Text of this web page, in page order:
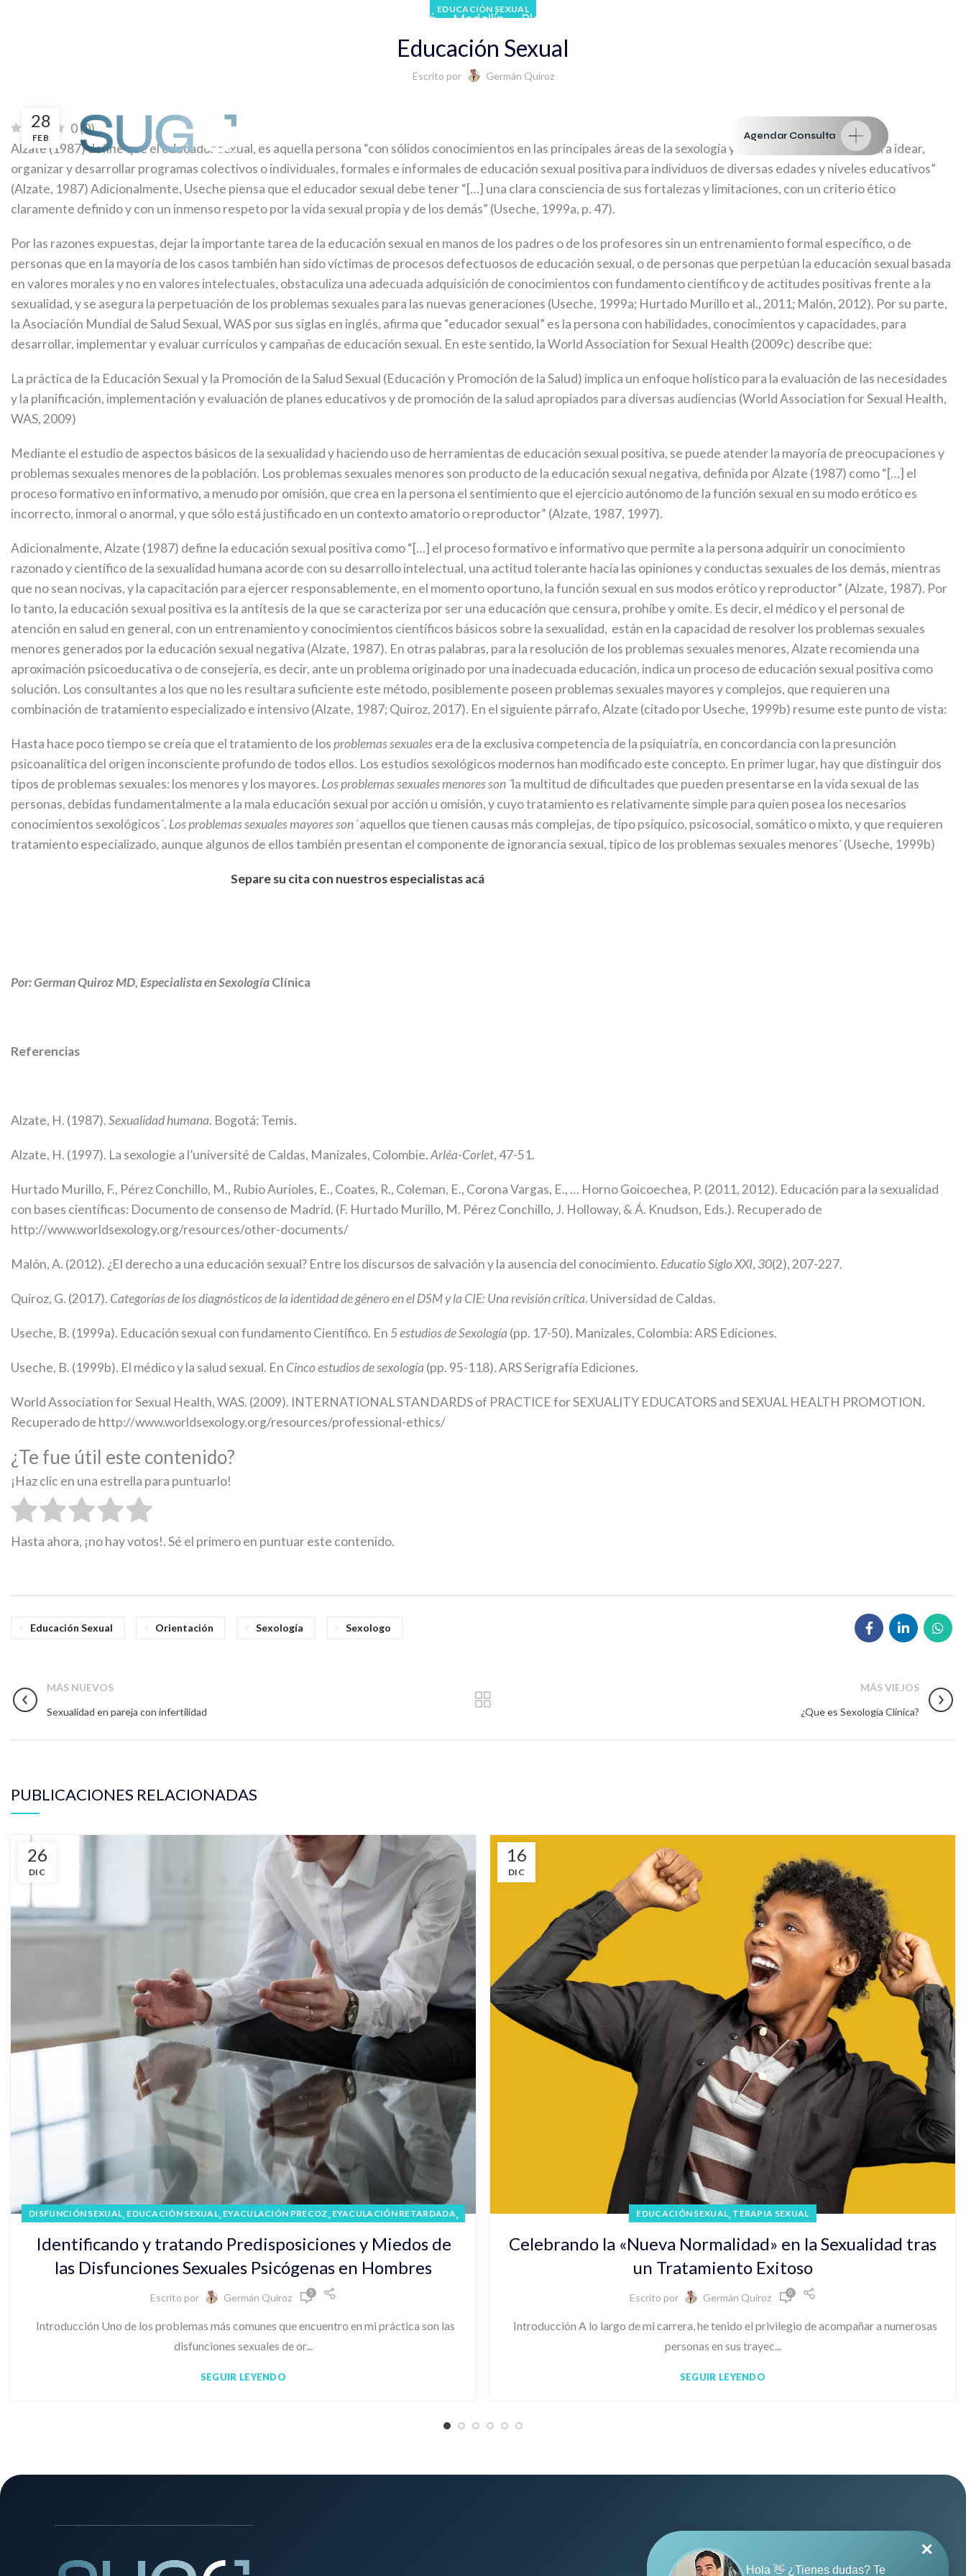
Bogotá Medellín Blog
Agendar Consulta
EDUCACIÓN SEXUAL
Educación Sexual
Escrito por Germán Quiroz
28
FEB
0 (0)
Alzate (1987) define que el educador sexual, es aquella persona “con sólidos conocimientos en las principales áreas de la sexología y aptitudes pedagógicas para idear,
organizar y desarrollar programas colectivos o individuales, formales e informales de educación sexual positiva para individuos de diversas edades y niveles educativos”
(Alzate, 1987) Adicionalmente, Useche piensa que el educador sexual debe tener “[…] una clara consciencia de sus fortalezas y limitaciones, con un criterio ético
claramente definido y con un inmenso respeto por la vida sexual propia y de los demás” (Useche, 1999a, p. 47).
Por las razones expuestas, dejar la importante tarea de la educación sexual en manos de los padres o de los profesores sin un entrenamiento formal específico, o de
personas que en la mayoría de los casos también han sido víctimas de procesos defectuosos de educación sexual, o de personas que perpetúan la educación sexual basada
en valores morales y no en valores intelectuales, obstaculiza una adecuada adquisición de conocimientos con fundamento científico y de actitudes positivas frente a la
sexualidad, y se asegura la perpetuación de los problemas sexuales para las nuevas generaciones (Useche, 1999a; Hurtado Murillo et al., 2011; Malón, 2012). Por su parte,
la Asociación Mundial de Salud Sexual, WAS por sus siglas en inglés, afirma que “educador sexual” es la persona con habilidades, conocimientos y capacidades, para
desarrollar, implementar y evaluar currículos y campañas de educación sexual. En este sentido, la World Association for Sexual Health (2009c) describe que:
La práctica de la Educación Sexual y la Promoción de la Salud Sexual (Educación y Promoción de la Salud) implica un enfoque holístico para la evaluación de las necesidades
y la planificación, implementación y evaluación de planes educativos y de promoción de la salud apropiados para diversas audiencias (World Association for Sexual Health,
WAS, 2009)
Mediante el estudio de aspectos básicos de la sexualidad y haciendo uso de herramientas de educación sexual positiva, se puede atender la mayoría de preocupaciones y
problemas sexuales menores de la población. Los problemas sexuales menores son producto de la educación sexual negativa, definida por Alzate (1987) como “[…] el
proceso formativo en informativo, a menudo por omisión, que crea en la persona el sentimiento que el ejercicio autónomo de la función sexual en su modo erótico es
incorrecto, inmoral o anormal, y que sólo está justificado en un contexto amatorio o reproductor” (Alzate, 1987, 1997).
Adicionalmente, Alzate (1987) define la educación sexual positiva como “[…] el proceso formativo e informativo que permite a la persona adquirir un conocimiento
razonado y científico de la sexualidad humana acorde con su desarrollo intelectual, una actitud tolerante hacia las opiniones y conductas sexuales de los demás, mientras
que no sean nocivas, y la capacitación para ejercer responsablemente, en el momento oportuno, la función sexual en sus modos erótico y reproductor” (Alzate, 1987). Por
lo tanto, la educación sexual positiva es la antítesis de la que se caracteriza por ser una educación que censura, prohíbe y omite. Es decir, el médico y el personal de
atención en salud en general, con un entrenamiento y conocimientos científicos básicos sobre la sexualidad, están en la capacidad de resolver los problemas sexuales
menores generados por la educación sexual negativa (Alzate, 1987). En otras palabras, para la resolución de los problemas sexuales menores, Alzate recomienda una
aproximación psicoeducativa o de consejería, es decir, ante un problema originado por una inadecuada educación, indica un proceso de educación sexual positiva como
solución. Los consultantes a los que no les resultara suficiente este método, posiblemente poseen problemas sexuales mayores y complejos, que requieren una
combinación de tratamiento especializado e intensivo (Alzate, 1987; Quiroz, 2017). En el siguiente párrafo, Alzate (citado por Useche, 1999b) resume este punto de vista:
Hasta hace poco tiempo se creía que el tratamiento de losproblemas sexualesera de la exclusiva competencia de la psiquiatría, en concordancia con la presunción
psicoanalítica del origen inconsciente profundo de todos ellos. Los estudios sexológicos modernos han modificado este concepto. En primer lugar, hay que distinguir dos
tipos de problemas sexuales: los menores y los mayores. Los problemas sexuales menores son ´la multitud de dificultades que pueden presentarse en la vida sexual de las
personas, debidas fundamentalmente a la mala educación sexual por acción u omisión, y cuyo tratamiento es relativamente simple para quien posea los necesarios
conocimientos sexológicos´. Los problemas sexuales mayores son`aquellos que tienen causas más complejas, de tipo psíquico, psicosocial, somático o mixto, y que requieren
tratamiento especializado, aunque algunos de ellos también presentan el componente de ignorancia sexual, típico de los problemas sexuales menores´ (Useche, 1999b)
Separe su cita con nuestros especialistas acá
Por: German Quiroz MD, Especialista en SexologíaClínica
Referencias
Alzate, H. (1987).Sexualidad humana. Bogotá: Temis.
Alzate, H. (1997). La sexologie a l’université de Caldas, Manizales, Colombie.Arléa-Corlet, 47-51.
Hurtado Murillo, F., Pérez Conchillo, M., Rubio Aurioles, E., Coates, R., Coleman, E., Corona Vargas, E., … Horno Goicoechea, P. (2011, 2012). Educación para la sexualidad
con bases científicas: Documento de consenso de Madrid. (F. Hurtado Murillo, M. Pérez Conchillo, J. Holloway, & Á. Knudson, Eds.). Recuperado de
http://www.worldsexology.org/resources/other-documents/
Malón, A. (2012). ¿El derecho a una educación sexual? Entre los discursos de salvación y la ausencia del conocimiento. Educatio Siglo XXI, 30(2), 207-227.
Quiroz, G. (2017). Categorías de los diagnósticos de la identidad de género en el DSM y la CIE: Una revisión crítica. Universidad de Caldas.
Useche, B. (1999a). Educación sexual con fundamento Científico. En 5 estudios de Sexología (pp. 17-50). Manizales, Colombia: ARS Ediciones.
Useche, B. (1999b). El médico y la salud sexual. En Cinco estudios de sexología (pp. 95-118). ARS Serigrafía Ediciones.
World Association for Sexual Health, WAS. (2009). INTERNATIONAL STANDARDS of PRACTICE for SEXUALITY EDUCATORS and SEXUAL HEALTH PROMOTION.
Recuperado de http://www.worldsexology.org/resources/professional-ethics/
¿Te fue útil este contenido?
¡Haz clic en una estrella para puntuarlo!
Hasta ahora, ¡no hay votos!. Sé el primero en puntuar este contenido.
Educación Sexual Orientación Sexología Sexologo
MÁS NUEVOS
Sexualidad en pareja con infertilidad
MÁS VIEJOS
¿Que es Sexología Clínica?
PUBLICACIONES RELACIONADAS
26
DIC
DISFUNCIÓN SEXUAL, EDUCACIÓN SEXUAL, EYACULACIÓN PRECOZ, EYACULACIÓN RETARDADA,
Identificando y tratando Predisposiciones y Miedos de
las Disfunciones Sexuales Psicógenas en Hombres
Escrito por Germán Quiroz 5
Introducción Uno de los problemas más comunes que encuentro en mi práctica son las
disfunciones sexuales de or...
SEGUIR LEYENDO
16
DIC
EDUCACIÓN SEXUAL, TERAPIA SEXUAL
Celebrando la «Nueva Normalidad» en la Sexualidad tras
un Tratamiento Exitoso
Escrito por Germán Quiroz 0
Introducción A lo largo de mi carrera, he tenido el privilegio de acompañar a numerosas
personas en sus trayec...
SEGUIR LEYENDO
✕
Hola 👋 ¿Tienes dudas? Te